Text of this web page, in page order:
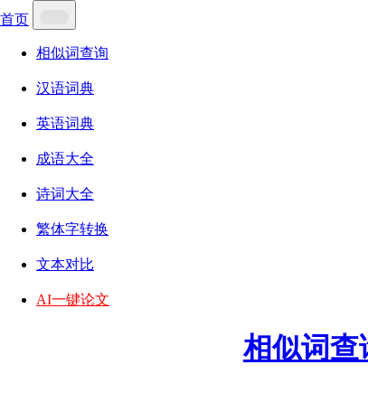
首页
相似词查询
汉语词典
英语词典
成语大全
诗词大全
繁体字转换
文本对比
AI一键论文
相似词查